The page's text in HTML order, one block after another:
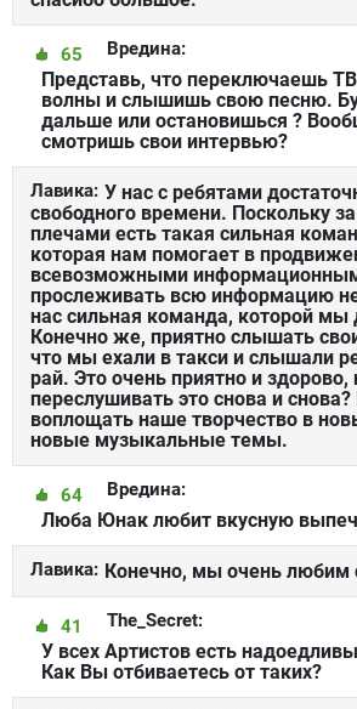
Вредина:
65
Представь, что переключаешь
волны и слышишь свою песню.
дальше или остановишься ?
смотришь свои интервью?
Лавика: У нас с ребятами
свободного времени. Поскольку
плечами есть такая сильная
которая нам помогает в
всевозможными
прослеживать всю информацию
нас сильная команда, которой мы
Конечно же, приятно слышать
что мы ехали в такси и слышали
рай. Это очень приятно и здорово,
переслушивать это снова и
воплощать наше творчество в
новые музыкальные темы.
Вредина:
64
Люба Юнак любит вкусную
Лавика: Конечно, мы очень любим
The_Secret:
41
У всех Артистов есть
Как Вы отбиваетесь от таких?